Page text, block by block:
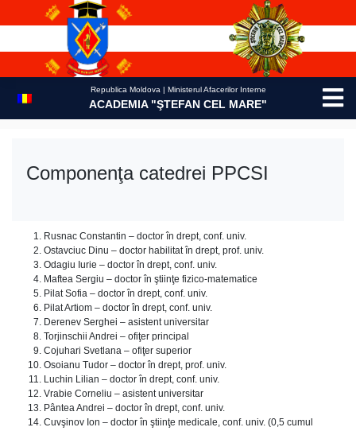
Republica Moldova | Ministerul Afacerilor Interne
ACADEMIA "ŞTEFAN CEL MARE"
Componenţa catedrei PPCSI
Rusnac Constantin – doctor în drept, conf. univ.
Ostavciuc Dinu – doctor habilitat în drept, prof. univ.
Odagiu Iurie – doctor în drept, conf. univ.
Maftea Sergiu – doctor în ştiinţe fizico-matematice
Pilat Sofia – doctor în drept, conf. univ.
Pilat Artiom – doctor în drept, conf. univ.
Derenev Serghei – asistent universitar
Torjinschii Andrei – ofiţer principal
Cojuhari Svetlana – ofiţer superior
Osoianu Tudor – doctor în drept, prof. univ.
Luchin Lilian – doctor în drept, conf. univ.
Vrabie Corneliu – asistent universitar
Pântea Andrei – doctor în drept, conf. univ.
Cuvşinov Ion – doctor în ştiinţe medicale, conf. univ. (0,5 cumul